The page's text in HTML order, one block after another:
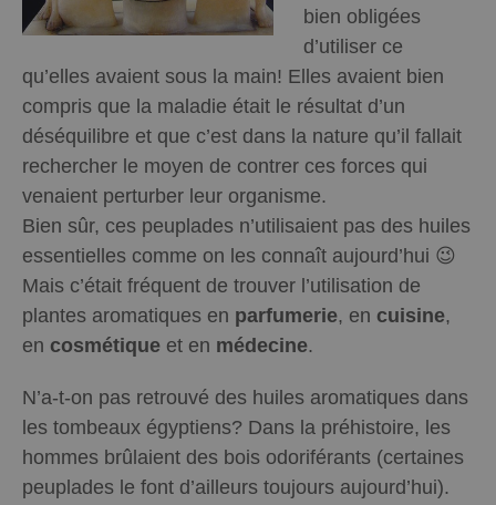
bien obligées
d’utiliser ce
qu’elles avaient sous la main! Elles avaient bien
compris que la maladie était le résultat d’un
déséquilibre et que c’est dans la nature qu’il fallait
rechercher le moyen de contrer ces forces qui
venaient perturber leur organisme.
Bien sûr, ces peuplades n’utilisaient pas des huiles
essentielles comme on les connaît aujourd’hui 😉
Mais c’était fréquent de trouver l’utilisation de
plantes aromatiques en parfumerie, en cuisine,
en cosmétique et en médecine.
N’a-t-on pas retrouvé des huiles aromatiques dans
les tombeaux égyptiens? Dans la préhistoire, les
hommes brûlaient des bois odoriférants (certaines
peuplades le font d’ailleurs toujours aujourd’hui).